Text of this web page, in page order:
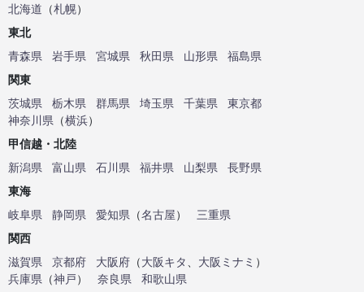
北海道 （札幌）
東北
青森県
岩手県 宮城県 秋田県 山形県
福島県
関東
茨城県
栃木県 群馬県 埼玉県 千葉県
東京都
神奈川県 （横浜）
甲信越・北陸
新潟県
富山県 石川県 福井県 山梨県
長野県
東海
岐阜県
静岡県 愛知県 （名古屋）
三重県
関西
滋賀県
京都府 大阪府 （大阪キタ 大阪ミナミ ）
兵庫県 （神戸） 奈良県
和歌山県